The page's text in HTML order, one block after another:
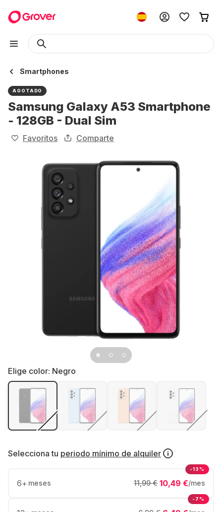
Smartphones
AGOTADO
Samsung Galaxy A53 Smartphone
- 128GB - Dual Sim
Favoritos Comparte
Elige color: Negro
Selecciona tu periodo mínimo de alquiler
6+ meses 10,49 €/mes
11,99 €
-13%
-7%